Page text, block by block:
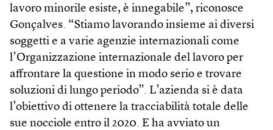
lavoro minorile esiste, è innegabile”, riconosce
Gonçalves. “Stiamo lavorando insieme ai diversi
soggetti e a varie agenzie internazionali come
l’Organizzazione internazionale del lavoro per
affrontare la questione in modo serio e trovare
soluzioni di lungo periodo”. L’azienda si è data
l’obiettivo di ottenere la tracciabilità totale delle
sue nocciole entro il 2020. E ha avviato un